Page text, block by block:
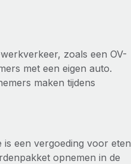
zoals een OV-
met een eigen auto.
maken tijdens
is een vergoeding voor eten
opnemen in de